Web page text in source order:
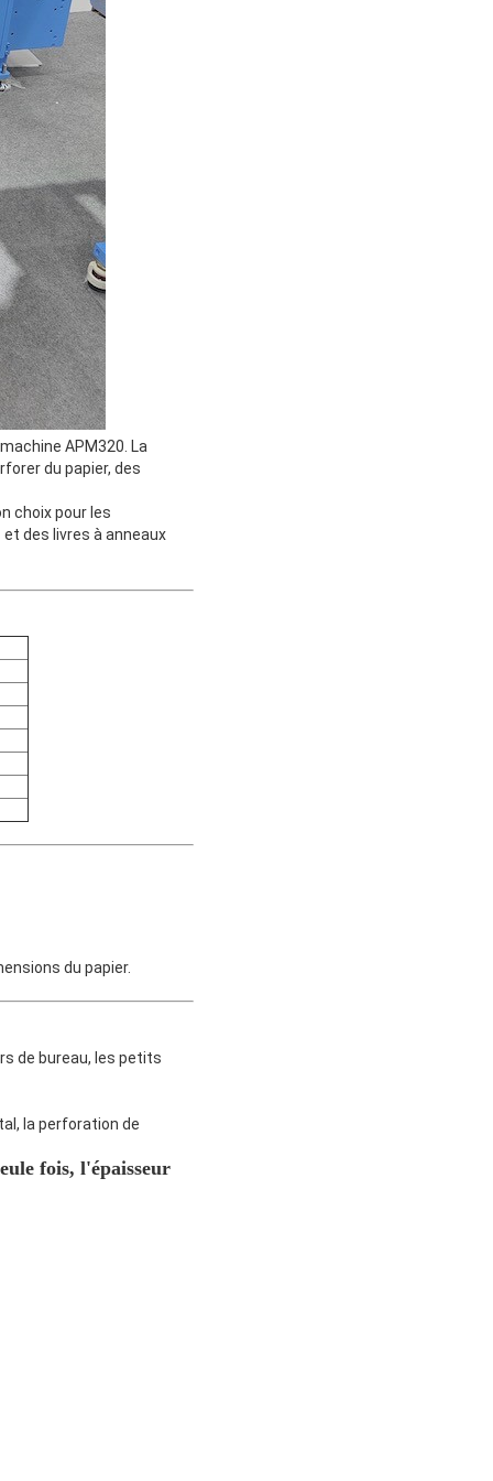
APM320. La
du papier, des
choix pour les
des livres à anneaux
du papier.
de bureau, les petits
la perforation de
fois, l'épaisseur